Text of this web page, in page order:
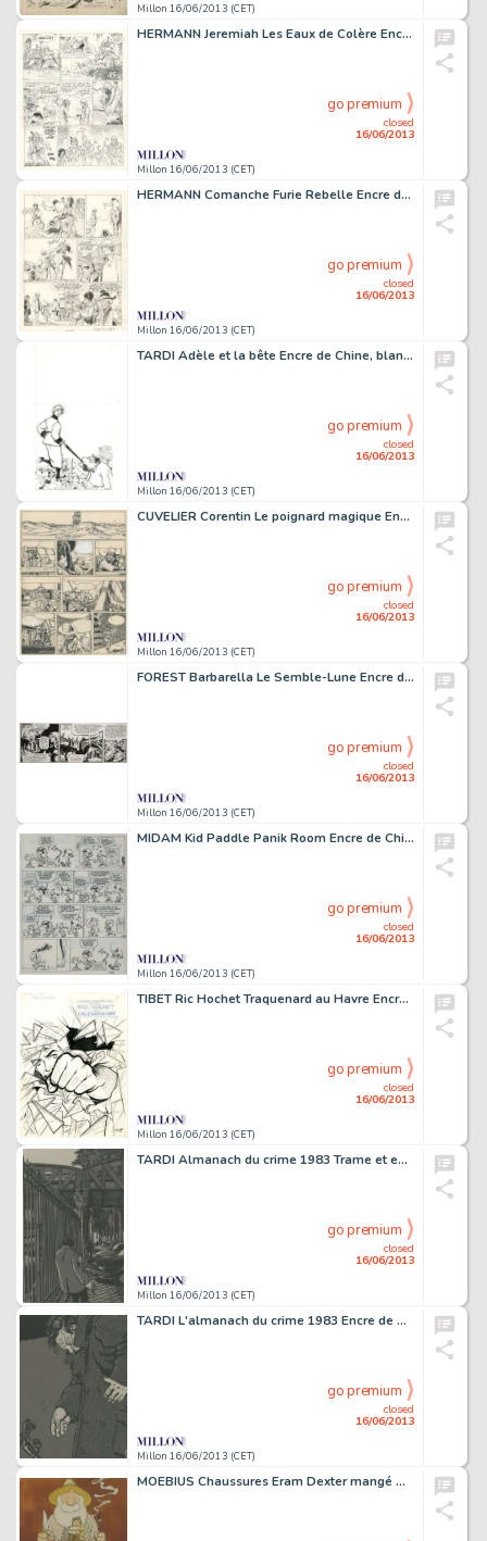
Millon 16/06/2013 (CET)
HERMANN Jeremiah Les Eaux de Colère Encre de Chine pour la planche 33
Millon 16/06/2013 (CET)
closed
16/06/2013
go premium
HERMANN Comanche Furie Rebelle Encre de Chine pour la planche 5 de lÂ’album
Millon 16/06/2013 (CET)
closed
16/06/2013
go premium
TARDI Adèle et la bête Encre de Chine, blanco et feutre pour cet autoportrait
Millon 16/06/2013 (CET)
closed
16/06/2013
go premium
CUVELIER Corentin Le poignard magique Encre de Chine pour la planche 22
Millon 16/06/2013 (CET)
closed
16/06/2013
go premium
FOREST Barbarella Le Semble-Lune Encre de Chine pour le strip 114 de
Millon 16/06/2013 (CET)
closed
16/06/2013
go premium
MIDAM Kid Paddle Panik Room Encre de Chine et crayon bleu pour le gag
Millon 16/06/2013 (CET)
closed
16/06/2013
go premium
TIBET Ric Hochet Traquenard au Havre Encre de Chine pour la couverture
Millon 16/06/2013 (CET)
closed
16/06/2013
go premium
TARDI Almanach du crime 1983 Trame et encre de Chine pour une illustration
Millon 16/06/2013 (CET)
closed
16/06/2013
go premium
TARDI L'almanach du crime 1983 Encre de Chine et trame pour la couverture
Millon 16/06/2013 (CET)
closed
16/06/2013
go premium
MOEBIUS Chaussures Eram Dexter mangé Ã la fin par un ogre blanc? Encres